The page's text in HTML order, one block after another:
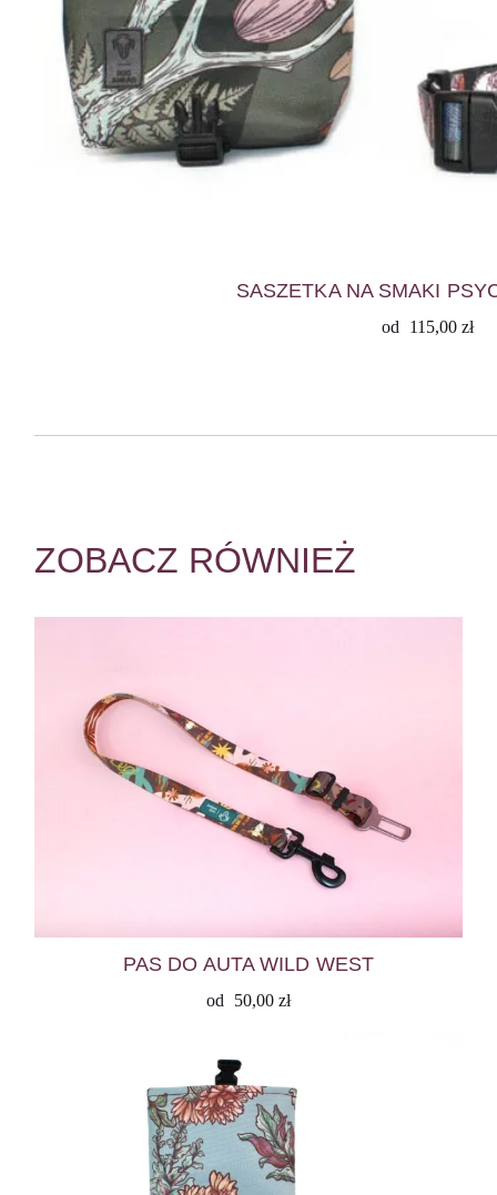
SASZETKA NA SMAKI
od 115,00 zł
ZOBACZ RÓWNIEŻ
PAS DO AUTA WILD WEST
od 50,00 zł